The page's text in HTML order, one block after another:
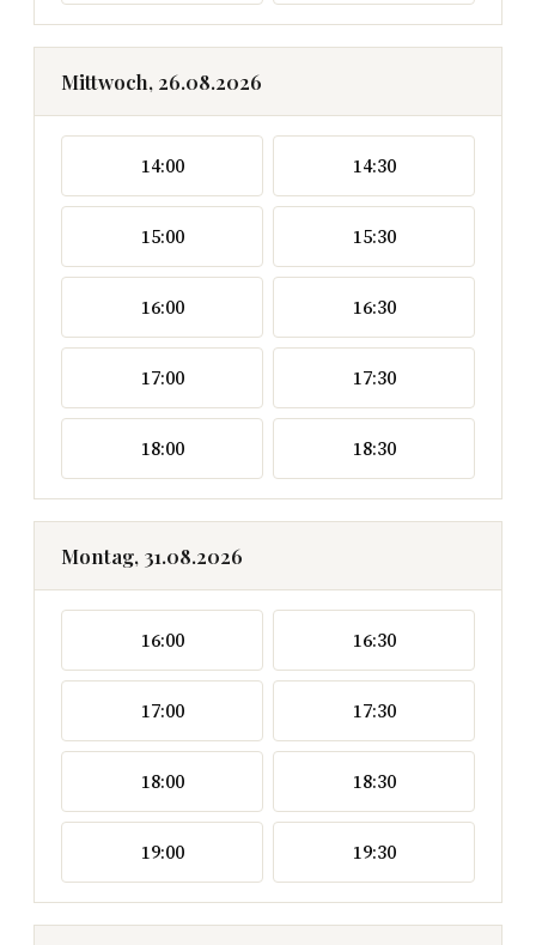
Mittwoch, 26.08.2026
14:00 14:30
15:00 15:30
16:00 16:30
17:00 17:30
18:00 18:30
Montag, 31.08.2026
16:00 16:30
17:00 17:30
18:00 18:30
19:00 19:30